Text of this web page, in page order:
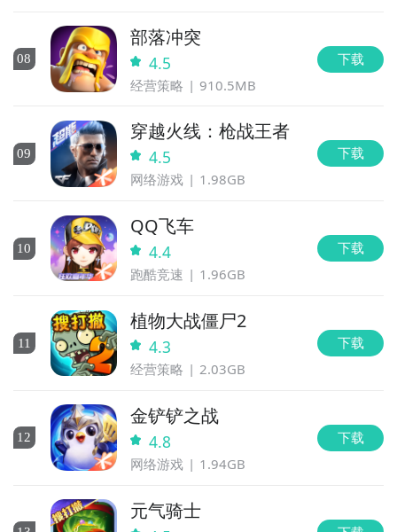
08
部落冲突
4.5
经营策略 910.5MB
下载
09
穿越火线：枪战王者
4.5
网络游戏 1.98GB
下载
10
QQ飞车
4.4
跑酷竞速 1.96GB
下载
11
植物大战僵尸2
4.3
经营策略 2.03GB
下载
12
金铲铲之战
4.8
网络游戏 1.94GB
下载
元气骑士